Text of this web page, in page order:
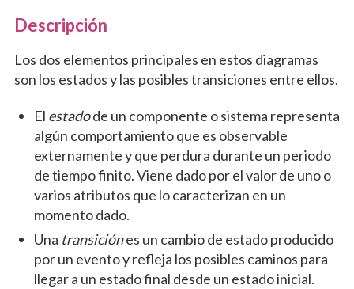
Descripción
Los dos elementos principales en estos diagramas
son los estados y las posibles transiciones entre ellos.
El estadode un componente o sistema representa
algún comportamiento que es observable
externamente y que perdura durante un periodo
de tiempo finito. Viene dado por el valor de uno o
varios atributos que lo caracterizan en un
momento dado.
Una transiciónes un cambio de estado producido
por un evento y refleja los posibles caminos para
llegar a un estado final desde un estado inicial.